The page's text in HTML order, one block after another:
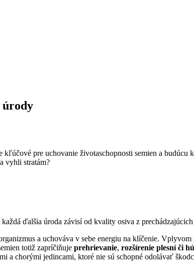
pre uchovanie životaschopnosti semien a budúcu
vyhli stratám?
ďalšia úroda závisí od kvality osiva z prechádzajúcich
a uchováva v sebe energiu na klíčenie.
totiž zapríčiňuje prehrievanie, rozšírenie plesní či
a chorými jedincami, ktoré nie sú schopné odolávať